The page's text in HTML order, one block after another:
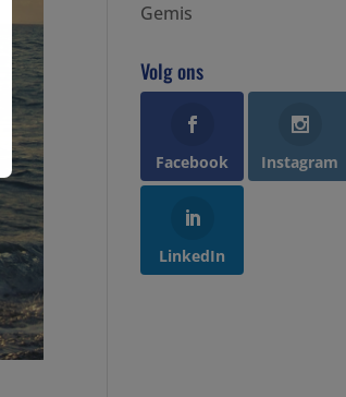
Gemis
Volg ons
Facebook Instagram
LinkedIn